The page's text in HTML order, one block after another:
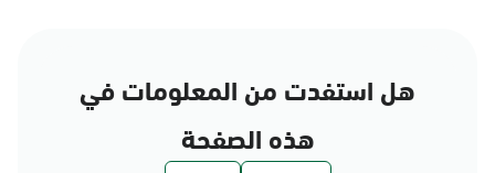
هل استفدت من المعلومات في
هذه الصفحة